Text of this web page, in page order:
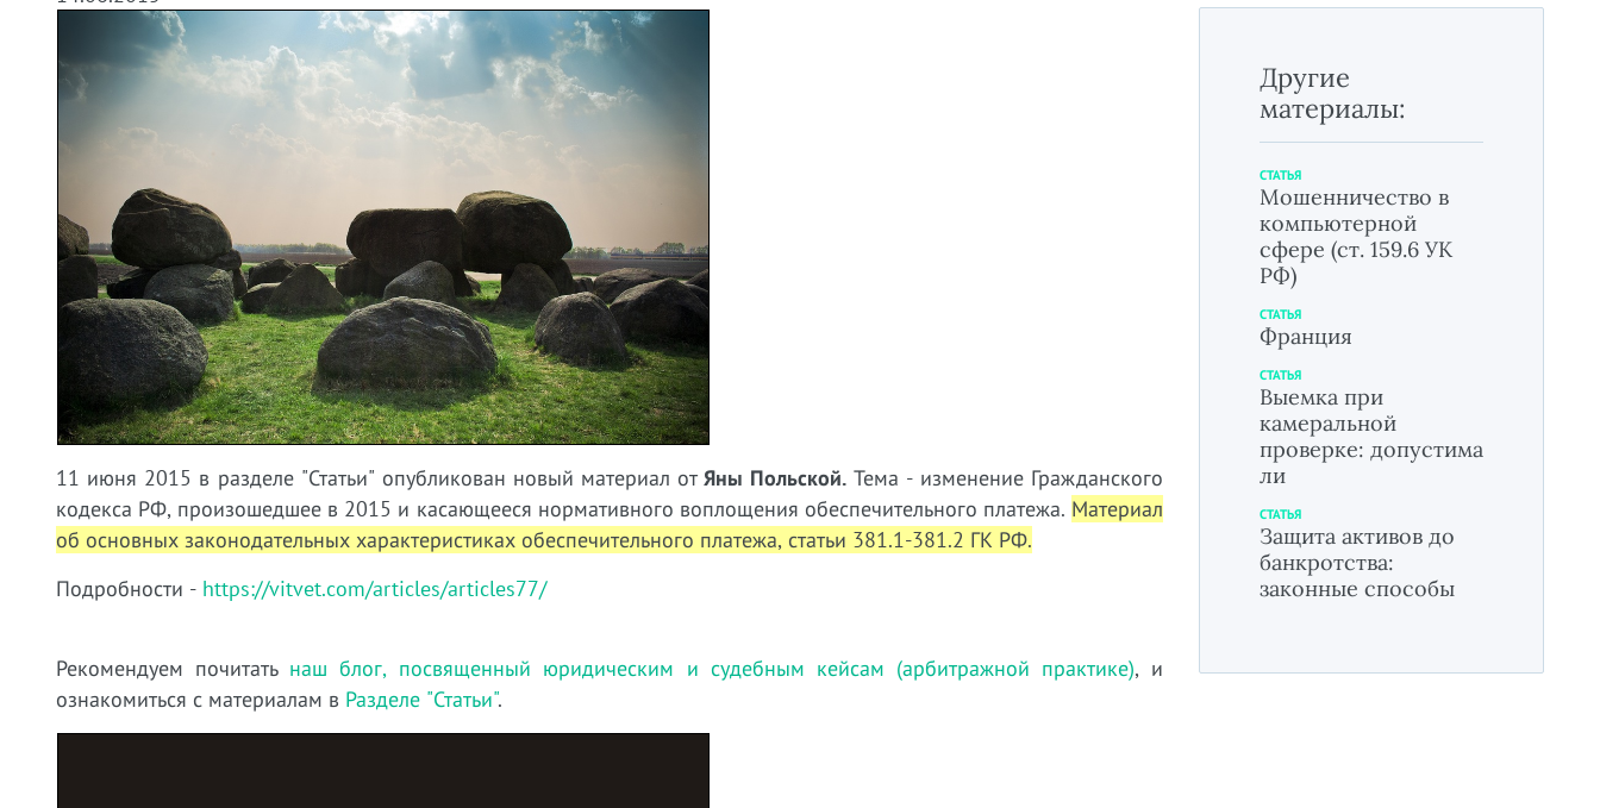
11 июня 2015 в разделе "Статьи" опубликован новый материал отЯны Польской. Тема - изменение Гражданского
кодекса РФ, произошедшее в 2015 и касающееся нормативного воплощения обеспечительного платежа. Материал
об основных законодательных характеристиках обеспечительного платежа, статьи 381.1-381.2 ГК РФ.
Подробности - https://vitvet.com/articles/articles77/
Рекомендуем почитать наш блог, посвященный юридическим и судебным кейсам (арбитражной практике), и
ознакомиться с материалам в Разделе "Статьи".
Другие
материалы:
СТАТЬЯ
Мошенничество в
компьютерной
сфере (ст. 159.6 УК
РФ)
СТАТЬЯ
Франция
СТАТЬЯ
Выемка при
камеральной
проверке: допустима
ли
СТАТЬЯ
Защита активов до
банкротства:
законные способы